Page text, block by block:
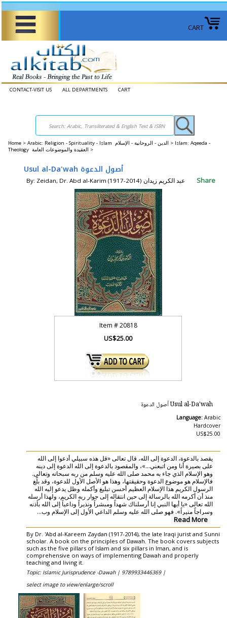
CART
CONTACT-VISIT US ALL DEPARTMENTS CART
Home > Arabic: Religion - Spirituality - Islam الدين - الروحانية - الإسلام > Islam: Aqeeda -
Theology العقيدة والموضوعات العامة >
Usul al-Da'wah أصول الدعوة
By: Zeidan, Dr. Abd al-Karim (1917-2014) عبد الكريم زيدان Share
Item #20818
US$25.00
Usul al-Da'wah أصول الدعوة
Language: Arabic
Hardcover
US$25.00
يقصد بالدعوة، الدعوة إلى الله، قال تعالى «قل هذه سبيلي أدعوا إلى الله
على بصيرة أنا ومن اتبعني...»، والمقصود بالدعوة إلى الله الدعوة إلى دينه
وهو الإسلام الذي جاء به محمد صلى الله عليه وسلم من ربه سبحانه وتعالى.
فالإسلام هو موضوع الدعوة وحقيقتها، وهذا هو الأصل الأول للدعوة، وقد بلّغ
الرسول الكريم هذا الإسلام العظيم أحسن تبليغ وأكمله وظل يدعو إليه الله
منذ أن أكرمه الله بالرسالة إلى حين انتقاله إلى جوار ربه الكريم، ولهذا أرسله
الله تعالى «يا أيها النبي إنا أرسلناك شهداً ومبشراً ونذيراً وداعياً إلى الله بأذنه
وسراجاً منيراً». فهو صلى الله عليه وسلم الداعي الأول إلى الإسلام وب...
Read More
By Dr. 'Abd al-Kareem Zaydan (1917-2014), the late Iraqi jurist and Sunni
scholar. A book on the principles of Dawah. The book covers subjects
such as the five pillars of Islam and six pillars in Iman, and is
comprehensive on ways of implementing Dawah and properly
teaching and living it.
Topic: Islamic Jurisprudence -Dawah | 9789933446369 |
select image to view/enlarge/scroll